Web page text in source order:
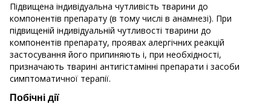
Підвищена індивідуальна чутливість тварини до
компонентів препарату (в тому числі в анамнезі). При
підвищеній індивідуальній чутливості тварини до
компонентів препарату, проявах алергічних реакцій
застосування його припиняють i, при необхідності,
призначають тварині антигістамінні препарати і засоби
симптоматичної терапії.
Побічні дії